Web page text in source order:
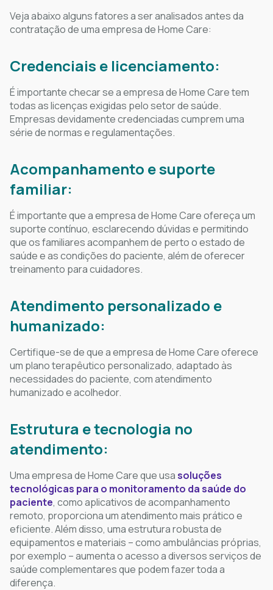
Veja abaixo alguns fatores a ser analisados antes da
contratação de uma empresa de Home Care:
Credenciais e licenciamento:
É importante checar se a empresa de Home Care tem
todas as licenças exigidas pelo setor de saúde.
Empresas devidamente credenciadas cumprem uma
série de normas e regulamentações.
Acompanhamento e suporte
familiar:
É importante que a empresa de Home Care ofereça um
suporte contínuo, esclarecendo dúvidas e permitindo
que os familiares acompanhem de perto o estado de
saúde e as condições do paciente, além de oferecer
treinamento para cuidadores.
Atendimento personalizado e
humanizado:
Certifique-se de que a empresa de Home Care oferece
um plano terapêutico personalizado, adaptado às
necessidades do paciente, com atendimento
humanizado e acolhedor.
Estrutura e tecnologia no
atendimento:
Uma empresa de Home Care que usasoluções
tecnológicas para o monitoramento da saúde do
paciente, como aplicativos de acompanhamento
remoto, proporciona um atendimento mais prático e
eficiente. Além disso, uma estrutura robusta de
equipamentos e materiais – como ambulâncias próprias,
por exemplo – aumenta o acesso a diversos serviços de
saúde complementares que podem fazer toda a
diferença.